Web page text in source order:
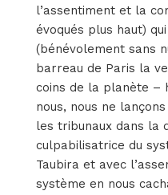
l’assentiment et la
évoqués plus haut)
(bénévolement sans
barreau de Paris la
coins de la planète –
nous, nous ne
les tribunaux dans la
culpabilisatrice du
Taubira et avec
système en nous